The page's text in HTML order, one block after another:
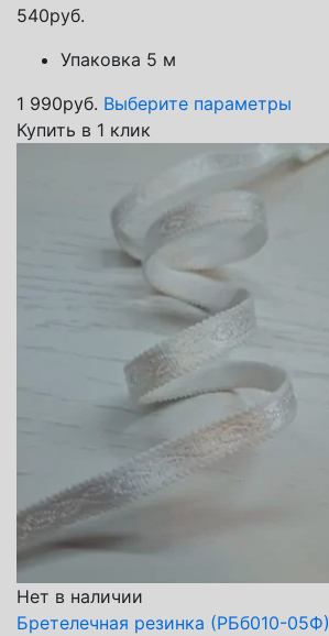
540руб.
Упаковка 5 м
1 990руб. Выберите параметры
Купить в 1 клик
Нет в наличии
Бретелечная резинка (РБб010-05Ф)